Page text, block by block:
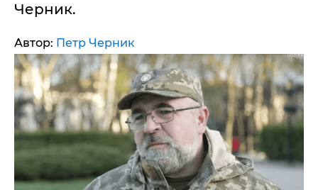
Черник.
Автор: Петр Черник